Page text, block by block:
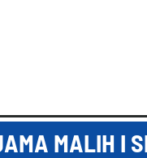
MALIH I